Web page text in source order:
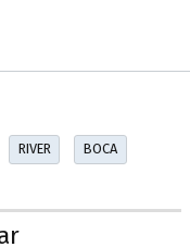
RIVER BOCA